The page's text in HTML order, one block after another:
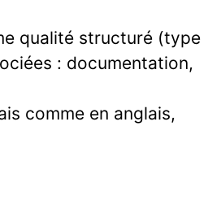
qualité structuré (type
: documentation,
comme en anglais,